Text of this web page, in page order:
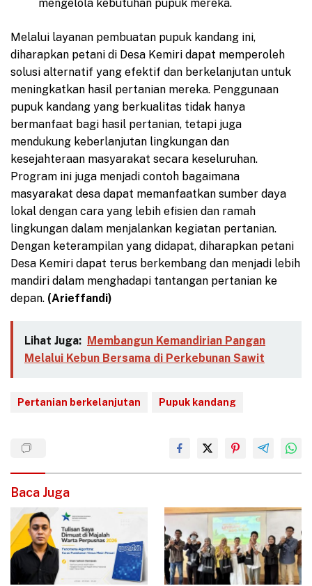
mengelola kebutuhan pupuk mereka.
Melalui layanan pembuatan pupuk kandang ini,
diharapkan petani di Desa Kemiri dapat memperoleh
solusi alternatif yang efektif dan berkelanjutan untuk
meningkatkan hasil pertanian mereka. Penggunaan
pupuk kandang yang berkualitas tidak hanya
bermanfaat bagi hasil pertanian, tetapi juga
mendukung keberlanjutan lingkungan dan
kesejahteraan masyarakat secara keseluruhan.
Program ini juga menjadi contoh bagaimana
masyarakat desa dapat memanfaatkan sumber daya
lokal dengan cara yang lebih efisien dan ramah
lingkungan dalam menjalankan kegiatan pertanian.
Dengan keterampilan yang didapat, diharapkan petani
Desa Kemiri dapat terus berkembang dan menjadi lebih
mandiri dalam menghadapi tantangan pertanian ke
depan. (Arieffandi)
Lihat Juga: Membangun Kemandirian Pangan
Melalui Kebun Bersama di Perkebunan Sawit
Pertanian berkelanjutan Pupuk kandang
Baca Juga